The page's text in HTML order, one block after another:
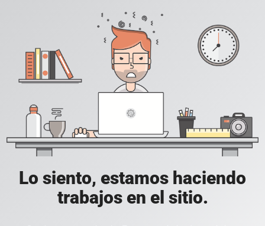
Lo siento, estamos haciendo
trabajos en el sitio.